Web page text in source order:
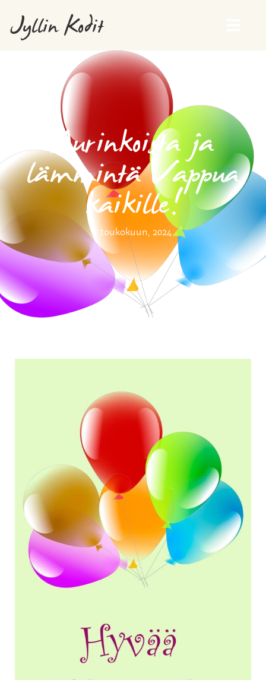
Jyllin Kodit
Aurinkoista ja
lämmintä Vappua
kaikille!
1 toukokuun, 2024